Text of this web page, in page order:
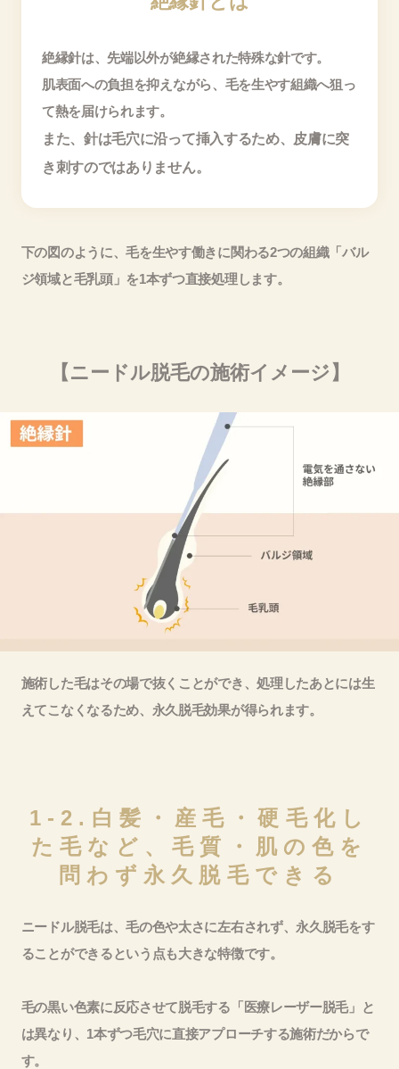
絶縁針は、先端以外が絶縁された特殊な針です。
肌表面への負担を抑えながら、毛を生やす組織へ狙っ
て熱を届けられます。
また、針は毛穴に沿って挿入するため、皮膚に突
き刺すのではありません。
下の図のように、毛を生やす働きに関わる2つの組織「バル
ジ領域と毛乳頭」を1本ずつ直接処理します。
【ニードル脱毛の施術イメージ】
施術した毛はその場で抜くことができ、処理したあとには生
えてこなくなるため、永久脱毛効果が得られます。
1-2.白髪・産毛・硬毛化し
た毛など、毛質・肌の色を
問わず永久脱毛できる
ニードル脱毛は、毛の色や太さに左右されず、永久脱毛をす
ることができるという点も大きな特徴です。
毛の黒い色素に反応させて脱毛する「医療レーザー脱毛」と
は異なり、1本ずつ毛穴に直接アプローチする施術だからで
す。